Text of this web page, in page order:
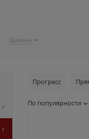
- Диваны
Прогресс
По популярности